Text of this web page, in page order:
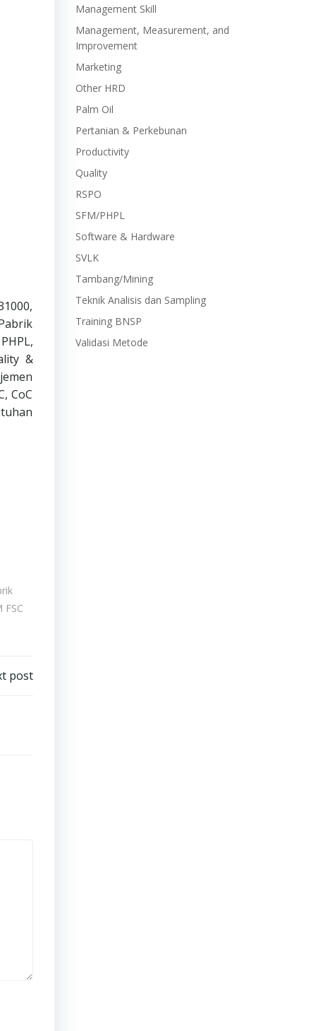
&
CoC
FSC
post
Management Skill
Management, Measurement, and
Improvement
Marketing
Other HRD
Palm Oil
Pertanian & Perkebunan
Productivity
Quality
RSPO
SFM/PHPL
Software & Hardware
SVLK
Tambang/Mining
Teknik Analisis dan Sampling
Training BNSP
Validasi Metode